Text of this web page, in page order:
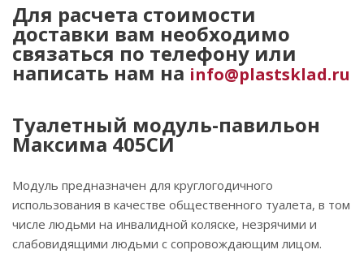
Для расчета стоимости
доставки вам необходимо
связаться по телефону или
написать нам на info@plastsklad.ru
Туалетный модуль-павильон
Максима 405СИ
Модуль предназначен для круглогодичного
использования в качестве общественного туалета, в том
числе людьми на инвалидной коляске, незрячими и
слабовидящими людьми с сопровождающим лицом.